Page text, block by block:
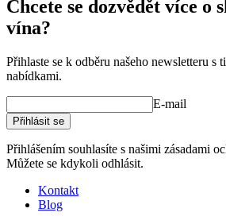
Chcete se dozvědět více o
vína?
Přihlaste se k odběru našeho newsletteru s
nabídkami.
E-mail
Přihlásit se
Přihlášením souhlasíte s našimi zásadami
Můžete se kdykoli odhlásit.
Kontakt
Blog